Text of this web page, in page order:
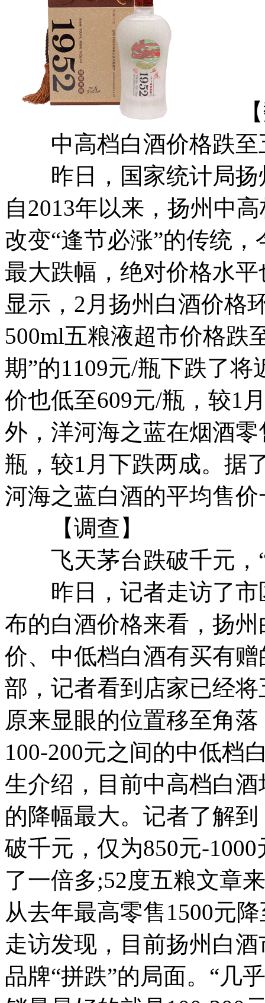
【
中高档白酒价格跌至
昨日，国家统计局扬
自2013年以来，扬州中
改变“逢节必涨”的传统
最大跌幅，绝对价格水
显示，2月扬州白酒价格
500ml五粮液超市价格跌
期”的1109元/瓶下跌了
价也低至609元/瓶，较1
外，洋河海之蓝在烟酒
瓶，较1月下跌两成。据
河海之蓝白酒的平均售
【调查】
飞天茅台跌破千元，“
昨日，记者走访了市
布的白酒价格来看，扬
价、中低档白酒有买有
部，记者看到店家已经
原来显眼的位置移至角
100-200元之间的中低档
生介绍，目前中高档白
的降幅最大。记者了解
破千元，仅为850元-
了一倍多;52度五粮文章
从去年最高零售1500元
走访发现，目前扬州白
品牌“拼跌”的局面。“几